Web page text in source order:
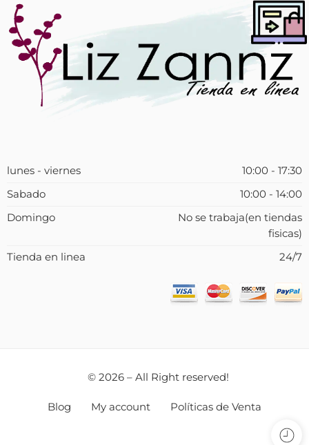
lunes - viernes
10:00 - 17:30
Sabado
10:00 - 14:00
Domingo
No se trabaja(en tiendas
fisicas)
Tienda en linea
24/7
© 2026 – All Right reserved!
Blog My account Políticas de Venta